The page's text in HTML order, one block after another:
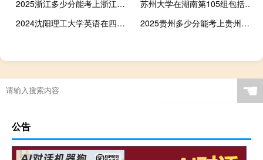
2025浙江多少分能考上浙江金融职业学院 2024最低108分
苏州大学在湖南第105组包括哪些专业 附各专业招生人数
2024沈阳理工大学英语在四川最低多少分 录取1人
2025贵州多少分能考上贵州工程职业学院 2024最低265分
☚
公告